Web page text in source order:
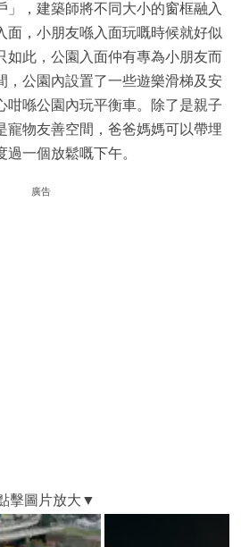
」，建築師將不同大小的窗框融入
面，小朋友喺入面玩嘅時候就好似
如此，公園入面仲有專為小朋友而
，公園內設置了一些遊樂滑梯及安
咁喺公園內玩平衡車。除了是親子
寵物友善空間，爸爸媽媽可以帶埋
一個放鬆嘅下午。
廣告